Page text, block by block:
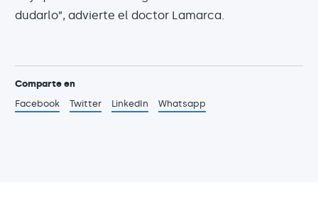
dudarlo”, advierte el doctor Lamarca.
Comparte en
Facebook
Twitter LinkedIn Whatsapp